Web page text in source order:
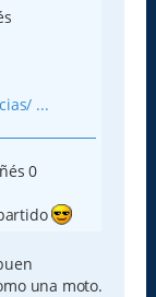
...
0
una moto.